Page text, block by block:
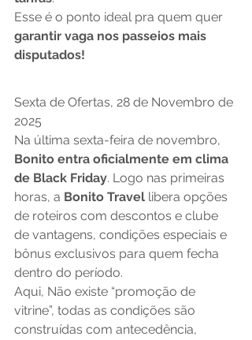
Esse é o ponto ideal pra quem quer
garantir vaga nos passeios mais
disputados!
Sexta de Ofertas, 28 de Novembro de
2025
Na última sexta-feira de novembro,
Bonito entra oficialmente em clima
de Black Friday. Logo nas primeiras
horas, a Bonito Travel libera opções
de roteiros com descontos e clube
de vantagens, condições especiais e
bônus exclusivos para quem fecha
dentro do período.
Aqui, Não existe “promoção de
vitrine”, todas as condições são
construídas com antecedência,